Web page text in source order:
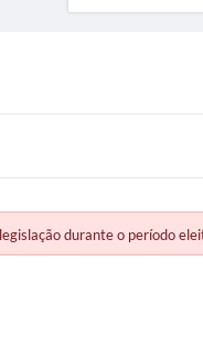
durante o período